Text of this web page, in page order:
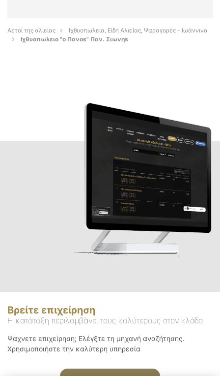
Αετοί της αλιείας
Ιχθυοπωλεία, Είδη Αλιείας, Ψαραγορές - Ιωάννινα
Ιχθυοπωλειο "ο Πανοs" Παν. Σιωνηs
Βρείτε επιχείρηση
Η κατάταξη περιλαμβάνει τους καλύτερους στον κλάδο
Ψάχνετε επιχείρηση; Ελέγξτε τη μηχανή αναζήτησης.
Χρησιμοποιήστε την καλύτερη υπηρεσία